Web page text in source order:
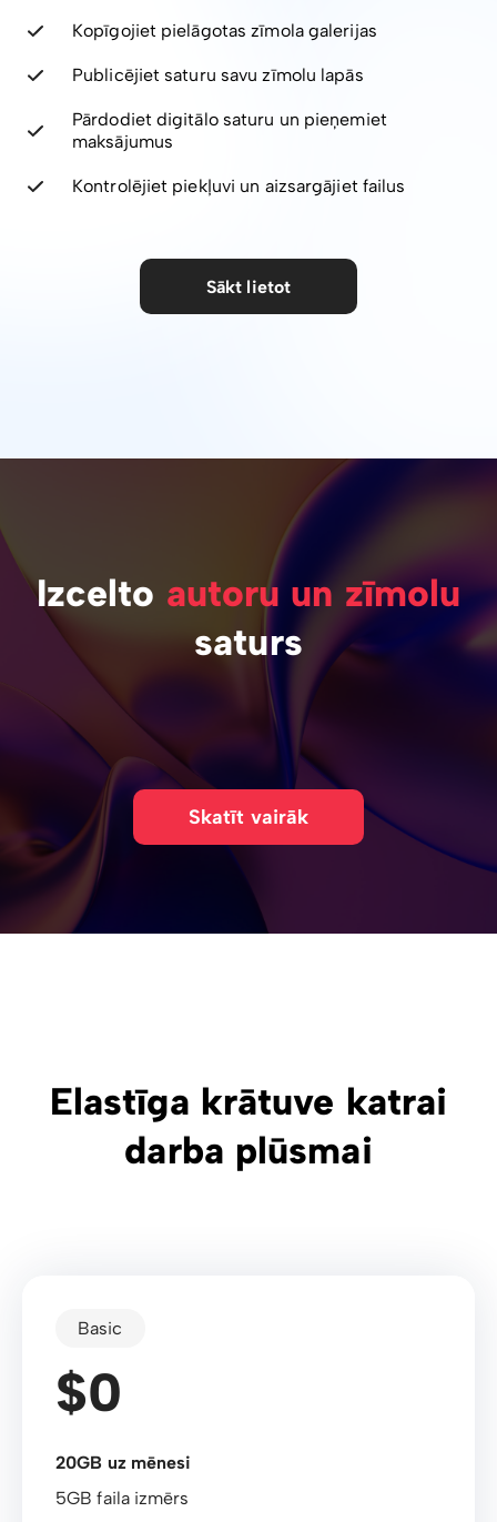
Kopīgojiet pielāgotas zīmola galerijas
Publicējiet saturu savu zīmolu lapās
Pārdodiet digitālo saturu un pieņemiet
maksājumus
Kontrolējiet piekļuvi un aizsargājiet failus
Sākt lietot
Izcelto autoru un zīmolu
saturs
Skatīt vairāk
Elastīga krātuve katrai
darba plūsmai
Basic
$0
20GB uz mēnesi
5GB faila izmērs